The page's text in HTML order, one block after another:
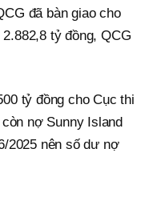
đã bàn giao cho
tỷ đồng, QCG
tỷ đồng cho Cục thi
nợ Sunny Island
2025 nên số dư nợ